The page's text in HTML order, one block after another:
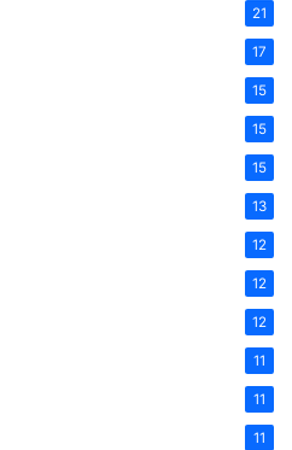
21
17
15
15
15
13
12
12
12
11
11
11